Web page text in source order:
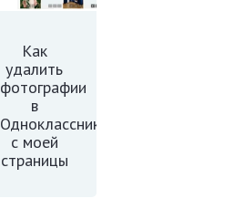
Как
удалить
фотографии
в
Одноклассниках
с моей
страницы